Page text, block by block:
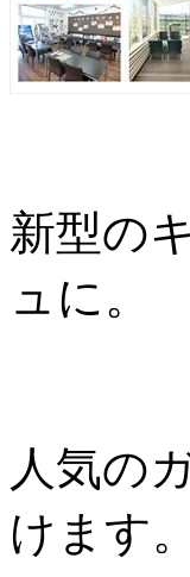
新型の
ュに。
人気の
けます。